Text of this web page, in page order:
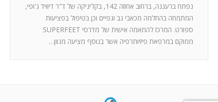
נפתח ברעננה, ברחוב אחוזה 142, בקליניקה של ד"ר דיוויד ג'ופי,
המתמחה בהחלמה מכאבי גב וגפיים וכן בטיפול בפציעות
ספורט. המרכז להתאמה אישית של מדרסי SUPERFEET
ממוקם במרפאת פיזיותרפיה אשר בנוסף מציעה מגוון…